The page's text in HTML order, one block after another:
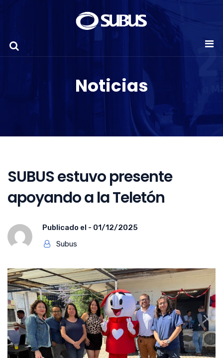
Noticias
SUBUS estuvo presente
apoyando a la Teletón
Publicado el - 01/12/2025
Subus